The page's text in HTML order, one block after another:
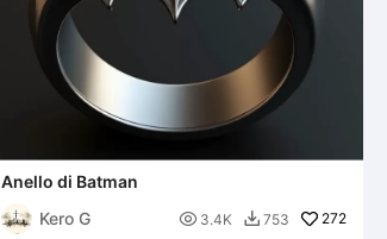
Anello di Batman
Kero G
 3.4K  753 272